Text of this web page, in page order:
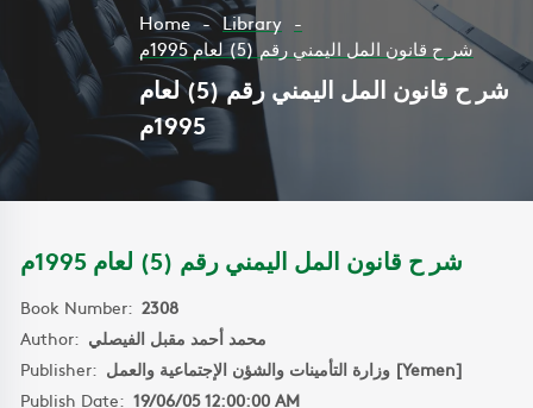
Home
Library
شر ح قانون المل اليمني رقم (5) لعام 1995م
شر ح قانون المل اليمني رقم (5) لعام
1995م
شر ح قانون المل اليمني رقم (5) لعام 1995م
Book Number: 2308
Author: محمد أحمد مقبل الفيصلي
Publisher:
وزارة التأمينات والشؤن الإجتماعية والعمل [Yemen]
Publish Date: 19/06/05 12:00:00 AM